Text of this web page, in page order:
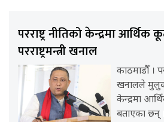
परराष्ट्र नीतिको केन्द्रमा
परराष्ट्रमन्त्री खनाल
काठमाडौँ ।
खनालले
केन्द्रमा
बताएका छन्